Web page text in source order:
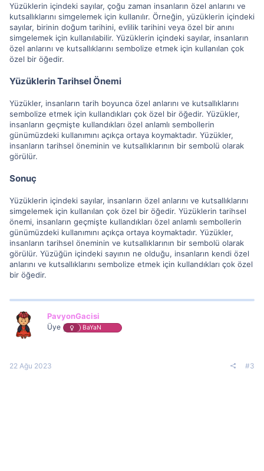
Yüzüklerin içindeki sayılar, çoğu zaman insanların özel anlarını ve
kutsallıklarını simgelemek için kullanılır. Örneğin, yüzüklerin içindeki
sayılar, birinin doğum tarihini, evlilik tarihini veya özel bir anını
simgelemek için kullanılabilir. Yüzüklerin içindeki sayılar, insanların
özel anlarını ve kutsallıklarını sembolize etmek için kullanılan çok
özel bir öğedir.
Yüzüklerin Tarihsel Önemi
Yüzükler, insanların tarih boyunca özel anlarını ve kutsallıklarını
sembolize etmek için kullandıkları çok özel bir öğedir. Yüzükler,
insanların geçmişte kullandıkları özel anlamlı sembollerin
günümüzdeki kullanımını açıkça ortaya koymaktadır. Yüzükler,
insanların tarihsel öneminin ve kutsallıklarının bir sembolü olarak
görülür.
Sonuç
Yüzüklerin içindeki sayılar, insanların özel anlarını ve kutsallıklarını
simgelemek için kullanılan çok özel bir öğedir. Yüzüklerin tarihsel
önemi, insanların geçmişte kullandıkları özel anlamlı sembollerin
günümüzdeki kullanımını açıkça ortaya koymaktadır. Yüzükler,
insanların tarihsel öneminin ve kutsallıklarının bir sembolü olarak
görülür. Yüzüğün içindeki sayının ne olduğu, insanların kendi özel
anlarını ve kutsallıklarını sembolize etmek için kullandıkları çok özel
bir öğedir.
PavyonGacisi
Üye BaYaN
22 Ağu 2023 #3